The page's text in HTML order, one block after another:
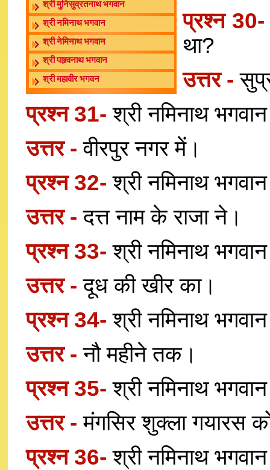
श्री मुनिसुव्रतनाथ भगवान
श्री नमिनाथ भगवान
श्री नेमिनाथ भगवान
श्री पाश्र्वनाथ भगवान
श्री महावीर भगवन
प्रश्न
था?
उत्तर -
प्रश्न 31-श्री नमिनाथ
उत्तर -वीरपुर नगर में।
प्रश्न 32-श्री नमिनाथ
उत्तर -दत्त नाम के राजा ने।
प्रश्न 33-श्री नमिनाथ
उत्तर -दूध की खीर का।
प्रश्न 34-श्री नमिनाथ
उत्तर -नौ महीने तक।
प्रश्न 35-श्री नमिनाथ
उत्तर -मंगसिर शुक्ला गयारस
प्रश्न 36-श्री नमिनाथ